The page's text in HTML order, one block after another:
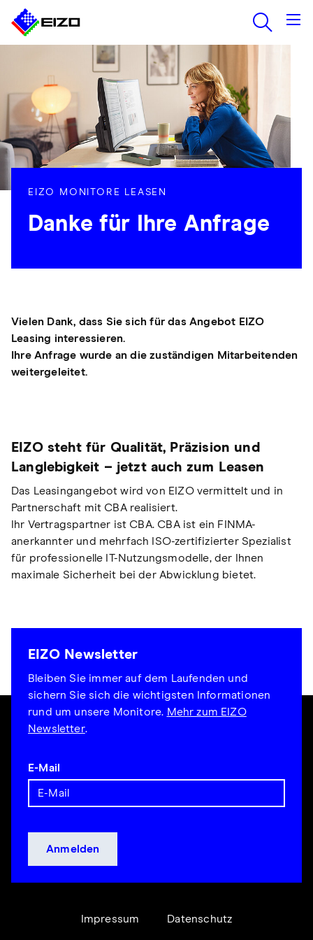
EIZO MONITORE LEASEN
Danke für Ihre Anfrage
Vielen Dank, dass Sie sich für das Angebot EIZO
Leasing interessieren.
Ihre Anfrage wurde an die zuständigen Mitarbeitenden
weitergeleitet.
EIZO steht für Qualität, Präzision und
Langlebigkeit – jetzt auch zum Leasen
Das Leasingangebot wird von EIZO vermittelt und in
Partnerschaft mit CBA realisiert.
Ihr Vertragspartner ist CBA. CBA ist ein FINMA-
anerkannter und mehrfach ISO-zertifizierter Spezialist
für professionelle IT-Nutzungsmodelle, der Ihnen
maximale Sicherheit bei der Abwicklung bietet.
EIZO Newsletter
Bleiben Sie immer auf dem Laufenden und
sichern Sie sich die wichtigsten Informationen
rund um unsere Monitore. Mehr zum EIZO
Newsletter.
E-Mail
Impressum Datenschutz